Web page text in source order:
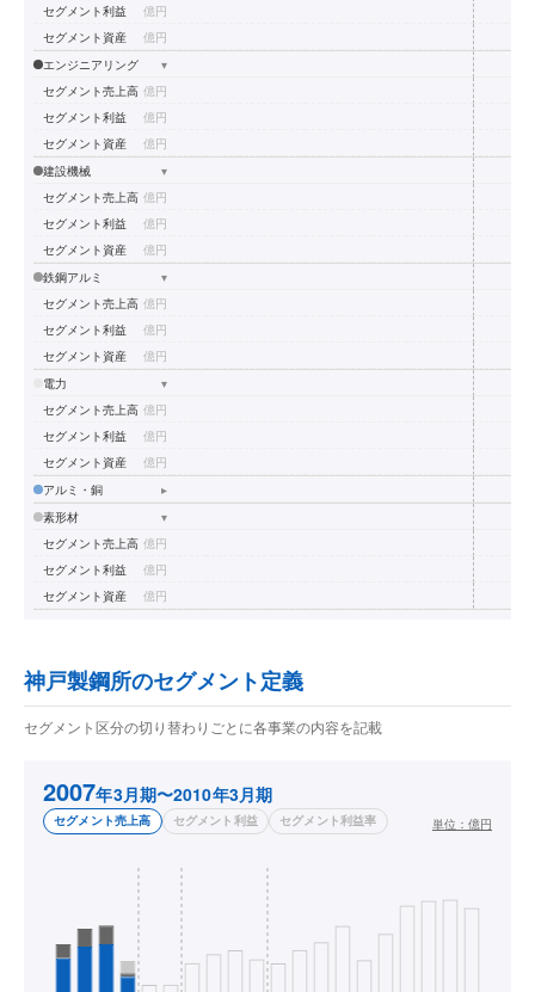
セグメント利益
億円
セグメント資産
億円
エンジニアリング
▾
セグメント売上高 億円
セグメント利益
億円
セグメント資産
億円
建設機械
▾
セグメント売上高 億円
セグメント利益
億円
セグメント資産
億円
鉄鋼アルミ
▾
セグメント売上高 億円
セグメント利益
億円
セグメント資産
億円
電力
▾
セグメント売上高 億円
セグメント利益
億円
セグメント資産
億円
アルミ・銅
▸
素形材
▾
セグメント売上高 億円
セグメント利益
億円
セグメント資産
億円
神戸製鋼所のセグメント定義
セグメント区分の切り替わりごとに各事業の内容を記載
2007年3月期〜2010年3月期
セグメント売上高 セグメント利益 セグメント利益率 単位： 億円